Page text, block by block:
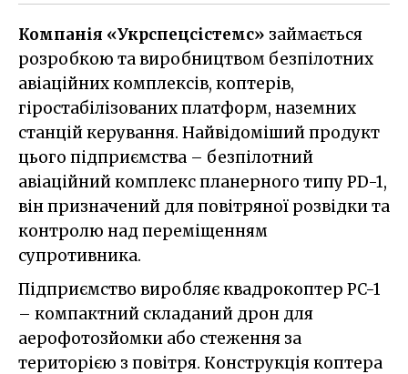
Компанія «Укрспецсістемс» займається
розробкою та виробництвом безпілотних
авіаційних комплексів, коптерів,
гіростабілізованих платформ, наземних
станцій керування. Найвідоміший продукт
цього підприємства – безпілотний
авіаційний комплекс планерного типу PD-1,
він призначений для повітряної розвідки та
контролю над переміщенням
супротивника.
Підприємство виробляє квадрокоптер PC-1
– компактний складаний дрон для
аерофотозйомки або стеження за
територією з повітря. Конструкція коптера